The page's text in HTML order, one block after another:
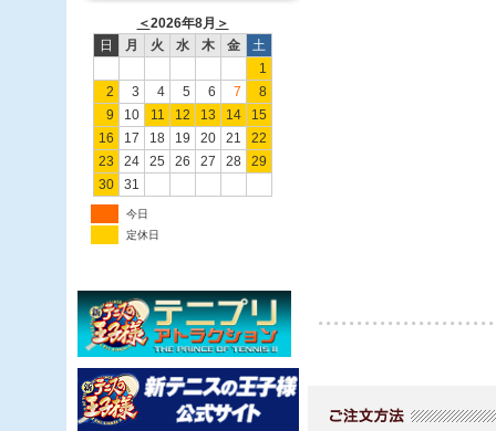
＜2026年8月 ＞
日
月 火 水 木 金
土
1
2
3 4 5 6 7
8
9
10 11 12 13 14
15
16
17 18 19 20 21
22
23
24 25 26 27 28
29
30
31
今日
定休日